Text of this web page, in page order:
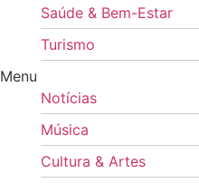
Saúde & Bem-Estar
Turismo
Menu
Notícias
Música
Cultura & Artes